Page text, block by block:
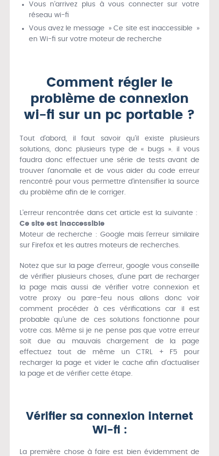
Vous n’arrivez plus à vous connecter sur votre
réseau wi-fi
Vous avez le message » Ce site est inaccessible »
en Wi-fi sur votre moteur de recherche
Comment régler le
problème de connexion
wi-fi sur un pc portable ?
Tout d’abord, il faut savoir qu’il existe plusieurs
solutions, donc plusieurs type de « bugs ». il vous
faudra donc effectuer une série de tests avant de
trouver l’anomalie et de vous aider du code erreur
rencontré pour vous permettre d’intensifier la source
du problème afin de le corriger.
L’erreur rencontrée dans cet article est la suivante :
Ce site est inaccessible
Moteur de recherche : Google mais l’erreur similaire
sur Firefox et les autres moteurs de recherches.
Notez que sur la page d’erreur, google vous conseille
de vérifier plusieurs choses, d’une part de recharger
la page mais aussi de vérifier votre connexion et
votre proxy ou pare-feu nous allons donc voir
comment procéder à ces vérifications car il est
probable qu’une de ces solutions fonctionne pour
votre cas. Même si je ne pense pas que votre erreur
soit due au mauvais chargement de la page
effectuez tout de même un CTRL + F5 pour
recharger la page et vider le cache afin d’actualiser
la page et de vérifier cette étape.
Vérifier sa connexion internet
Wi-fi :
La première chose à faire est bien évidemment de